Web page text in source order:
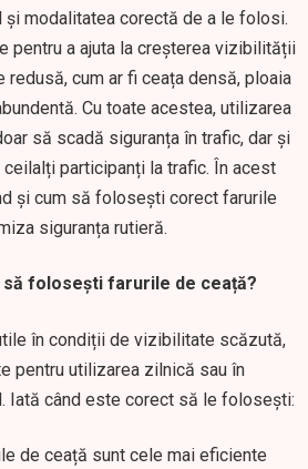
modalitatea corectă de a le folosi.
pentru a ajuta la creșterea vizibilității
cum ar fi ceața densă, ploaia
Cu toate acestea, utilizarea
să scadă siguranța în trafic, dar și
participanți la trafic. În acest
și cum să folosești corect farurile
siguranța rutieră.
folosești farurile de ceață?
în condiții de vizibilitate scăzută,
pentru utilizarea zilnică sau în
Iată când este corect să le folosești:
de ceață sunt cele mai eficiente